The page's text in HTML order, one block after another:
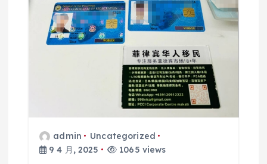
admin
Uncategorized
9 4 月, 2025
1065 views